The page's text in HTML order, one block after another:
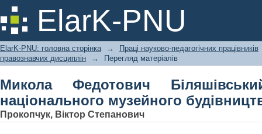
ElarK-PNU
Микола Федотович
будівництва
ElarK-PNU: головна сторінка →
Праці науково-педагогічних працівників
правознавчих дисциплін
→ Перегляд матеріалів
Микола Федотович
національного музейного
Прокопчук, Віктор Степанович